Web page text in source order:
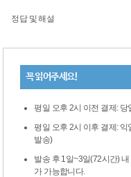
정답 및 해설
꼭 읽어주세요!
평일 오후 2시 이전 결제: 당
평일 오후 2시 이후 결제:
발송)
발송 후 1일~3일(72시간)
가 가능합니다.